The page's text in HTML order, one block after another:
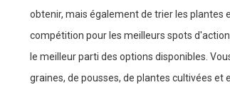
obtenir, mais également de trier les plantes
compétition pour les meilleurs spots
le meilleur parti des options disponibles.
graines, de pousses, de plantes cultivées et